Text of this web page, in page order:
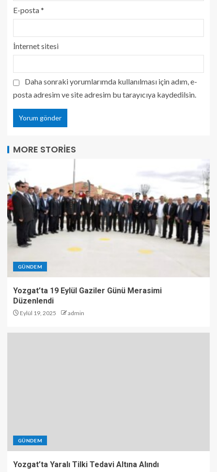
E-posta*
İnternet sitesi
Daha sonraki yorumlarımda kullanılması için adım, e-
posta adresim ve site adresim bu tarayıcıya kaydedilsin.
MORE STORIES
GÜNDEM
Yozgat’ta 19 Eylül Gaziler Günü Merasimi
Düzenlendi
Eylül 19, 2025 admin
GÜNDEM
Yozgat’ta Yaralı Tilki Tedavi Altına Alındı